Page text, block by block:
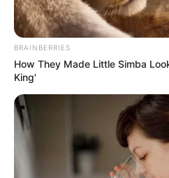
BOYACÁ
Gemelas que
ejemplo: ahora tienen
emprendimiento en
BRAINBERRIES
How They Made Little Simba
King'